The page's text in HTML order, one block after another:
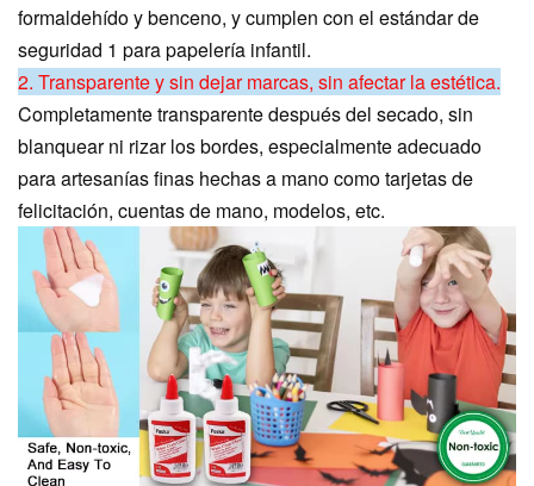
formaldehído y benceno, y cumplen con el estándar de
seguridad 1 para papelería infantil.
2. Transparente y sin dejar marcas, sin afectar la estética.
Completamente transparente después del secado, sin
blanquear ni rizar los bordes, especialmente adecuado
para artesanías finas hechas a mano como tarjetas de
felicitación, cuentas de mano, modelos, etc.